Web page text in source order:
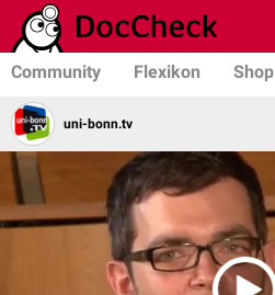
Community Flexikon Shop
uni-bonn.tv